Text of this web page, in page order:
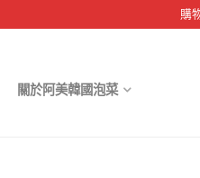
購
關於阿美韓國泡菜